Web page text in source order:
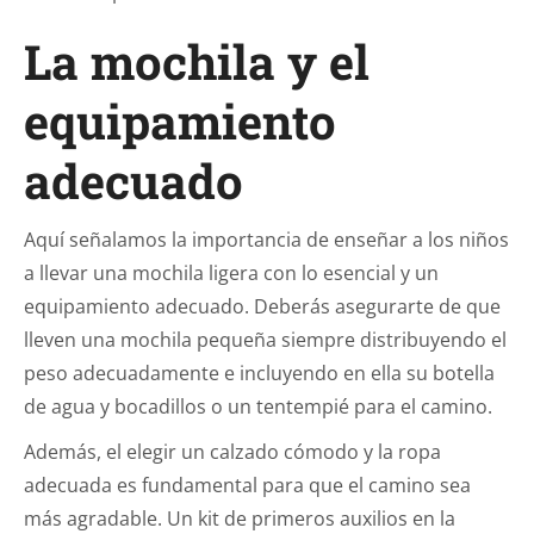
La mochila y el
equipamiento
adecuado
Aquí señalamos la importancia de enseñar a los niños
a llevar una mochila ligera con lo esencial y un
equipamiento adecuado. Deberás asegurarte de que
lleven una mochila pequeña siempre distribuyendo el
peso adecuadamente e incluyendo en ella su botella
de agua y bocadillos o un tentempié para el camino.
Además, el elegir un calzado cómodo y la ropa
adecuada es fundamental para que el camino sea
más agradable. Un kit de primeros auxilios en la